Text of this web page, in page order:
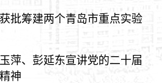
批筹建两个青岛市重点实验
萍、彭延东宣讲党的二十届
神